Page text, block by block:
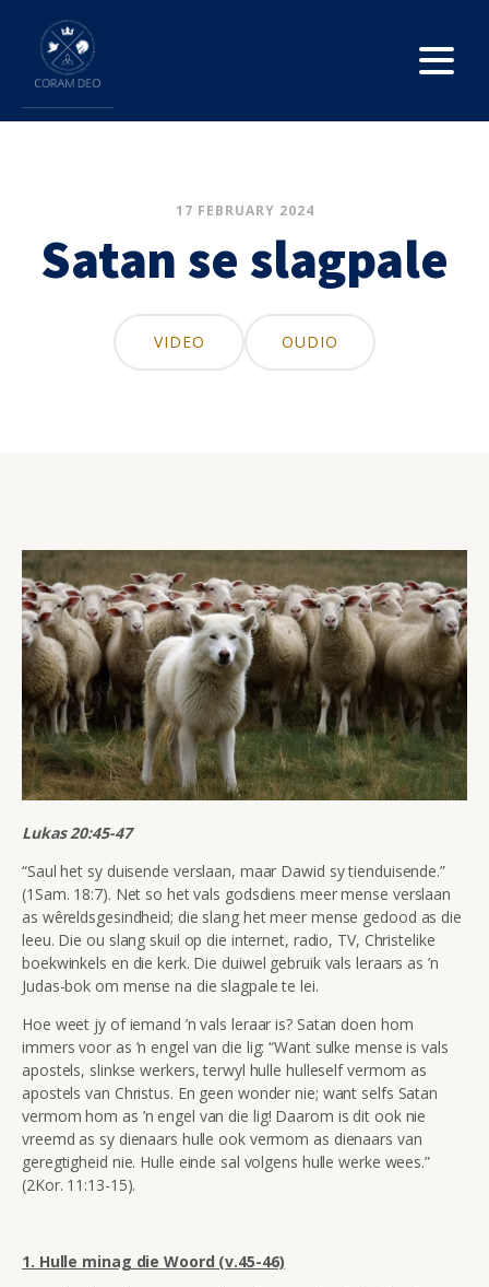
17 FEBRUARY 2024
Satan se slagpale
VIDEO OUDIO
Lukas 20:45-47
“Saul het sy duisende verslaan, maar Dawid sy tienduisende.”
(1Sam. 18:7). Net so het vals godsdiens meer mense verslaan
as wêreldsgesindheid; die slang het meer mense gedood as die
leeu. Die ou slang skuil op die internet, radio, TV, Christelike
boekwinkels en die kerk. Die duiwel gebruik vals leraars as ’n
Judas-bok om mense na die slagpale te lei.
Hoe weet jy of iemand ’n vals leraar is? Satan doen hom
immers voor as ’n engel van die lig: “Want sulke mense is vals
apostels, slinkse werkers, terwyl hulle hulleself vermom as
apostels van Christus. En geen wonder nie; want selfs Satan
vermom hom as ’n engel van die lig! Daarom is dit ook nie
vreemd as sy dienaars hulle ook vermom as dienaars van
geregtigheid nie. Hulle einde sal volgens hulle werke wees.”
(2Kor. 11:13-15).
1. Hulle minag die Woord (v.45-46)